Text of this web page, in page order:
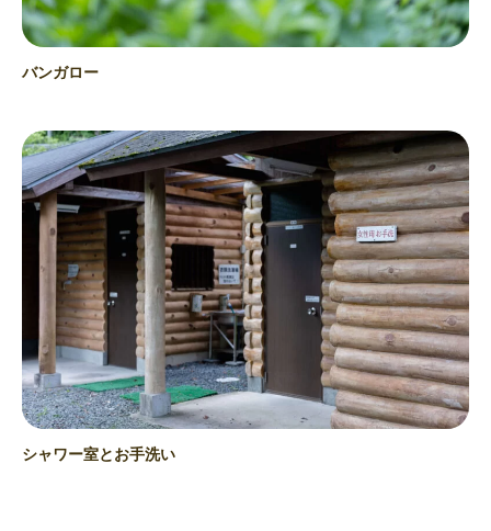
バンガロー
シャワー室とお手洗い